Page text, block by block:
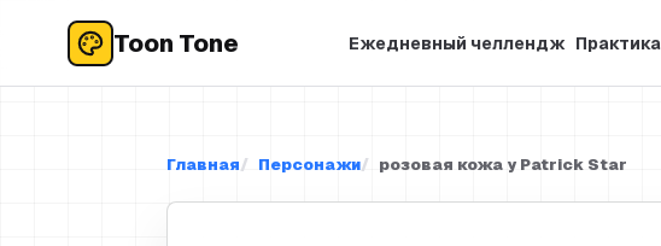
Toon Tone Ежедневный челлендж Практика
Главная Персонажи розовая кожа у Patrick Star